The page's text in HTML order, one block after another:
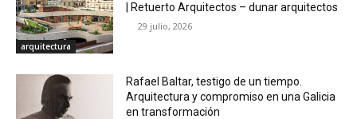
arquitectura
| Retuerto Arquitectos – dunar arquitectos
29 julio, 2026
Rafael Baltar, testigo de un tiempo.
Arquitectura y compromiso en una Galicia
en transformación